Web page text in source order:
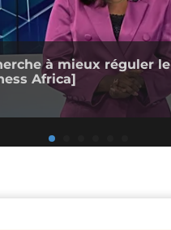
à mieux réguler
Africa]